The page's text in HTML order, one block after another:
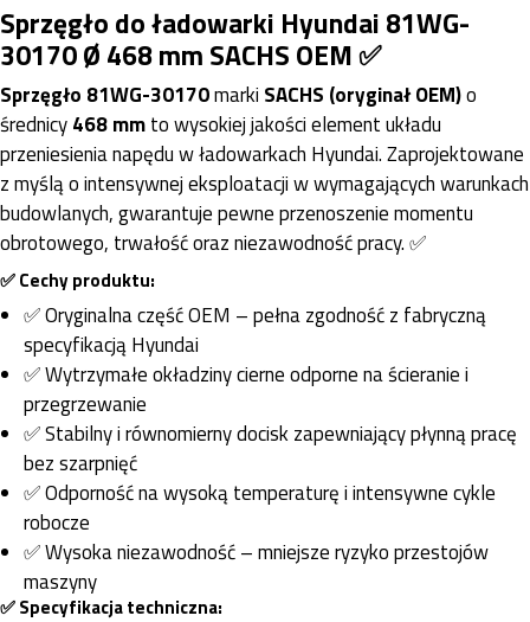
Sprzęgło do ładowarki Hyundai 81WG-
30170 Ø 468 mm SACHS OEM ✅
Sprzęgło 81WG-30170marki SACHS (oryginał OEM)o
średnicy468 mmto wysokiej jakości element układu
przeniesienia napędu w ładowarkach Hyundai. Zaprojektowane
z myślą o intensywnej eksploatacji w wymagających warunkach
budowlanych, gwarantuje pewne przenoszenie momentu
obrotowego, trwałość oraz niezawodność pracy. ✅
✅ Cechy produktu:
✅ Oryginalna część OEM – pełna zgodność z fabryczną
specyfikacją Hyundai
✅ Wytrzymałe okładziny cierne odporne na ścieranie i
przegrzewanie
✅ Stabilny i równomierny docisk zapewniający płynną pracę
bez szarpnięć
✅ Odporność na wysoką temperaturę i intensywne cykle
robocze
✅ Wysoka niezawodność – mniejsze ryzyko przestojów
maszyny
✅ Specyfikacja techniczna: